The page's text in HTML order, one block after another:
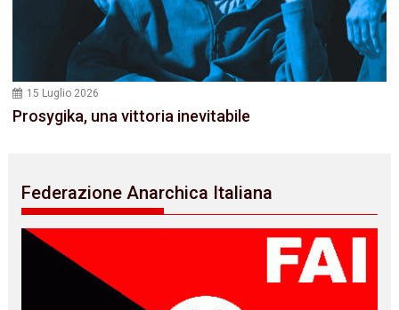
15 Luglio 2026
Prosygika, una vittoria inevitabile
Federazione Anarchica Italiana